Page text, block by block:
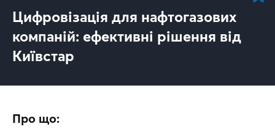
Цифровізація для нафтогазових
компаній: ефективні рішення від
Київстар
Про що: